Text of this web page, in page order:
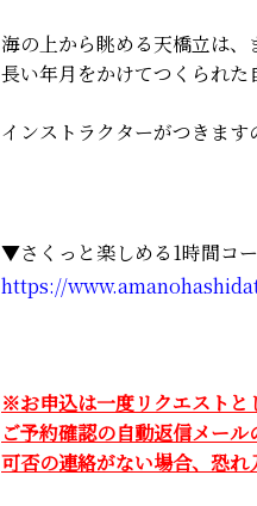
海の上から眺める天橋立は、
長い年月をかけてつくられた
インストラクターがつきます
▼さくっと楽しめる1時間コ
https://
※お申込は一度リクエストと
ご予約確認の自動返信メー
可否の連絡がない場合、恐